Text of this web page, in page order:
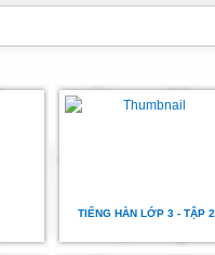
TIẾNG HÀN LỚP 3 - TẬP 2